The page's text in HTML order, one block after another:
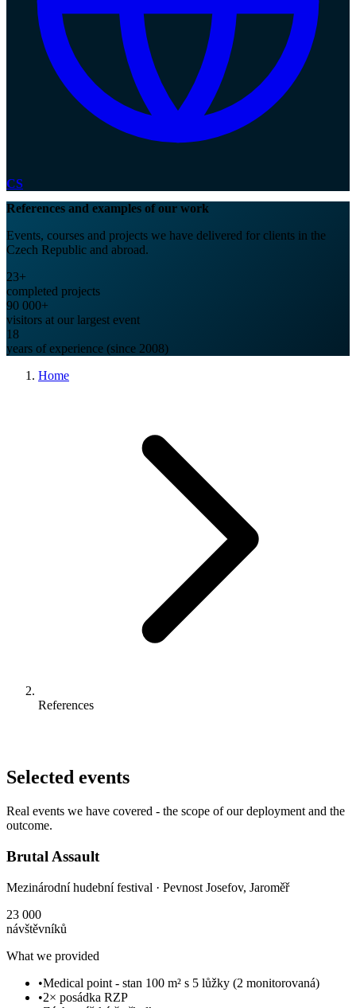
CS
References and examples of our work
Events, courses and projects we have delivered for clients in the
Czech Republic and abroad.
23+
completed projects
90 000+
visitors at our largest event
18
years of experience (since 2008)
Home
References
Selected events
Real events we have covered - the scope of our deployment and the
outcome.
Brutal Assault
Mezinárodní hudební festival · Pevnost Josefov, Jaroměř
23 000
návštěvníků
What we provided
•Medical point - stan 100 m² s 5 lůžky (2 monitorovaná)
•2× posádka RZP